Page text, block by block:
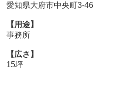
愛知県大府市中央町3-46
【用途】
事務所
【広さ】
15坪